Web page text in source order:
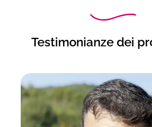
Testimonianze dei